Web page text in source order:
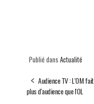
Publié dans Actualité
Audience TV : L'OM fait
plus d'audience que l'OL